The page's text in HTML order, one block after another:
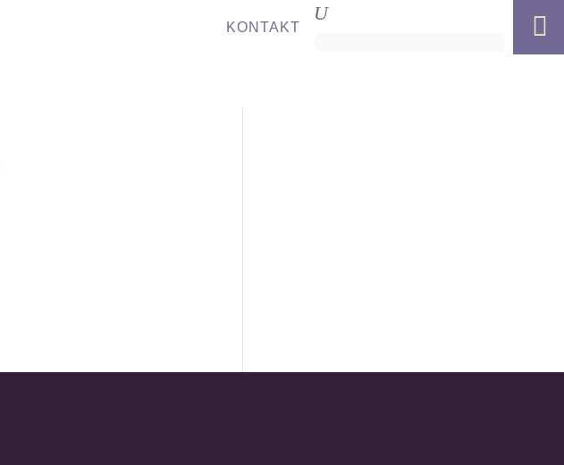
KONTAKT 